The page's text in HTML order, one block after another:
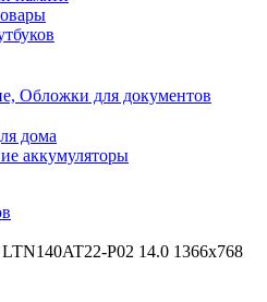
Обложки для документов
дома
аккумуляторы
P02 14.0 1366x768